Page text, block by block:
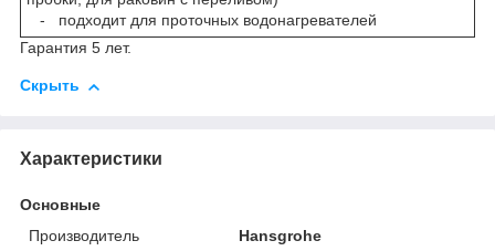
- подходит для проточных водонагревателей
Гарантия 5 лет.
Скрыть
Характеристики
Основные
Производитель
Hansgrohe